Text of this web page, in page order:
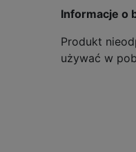
Informacje o
Produkt
używać w